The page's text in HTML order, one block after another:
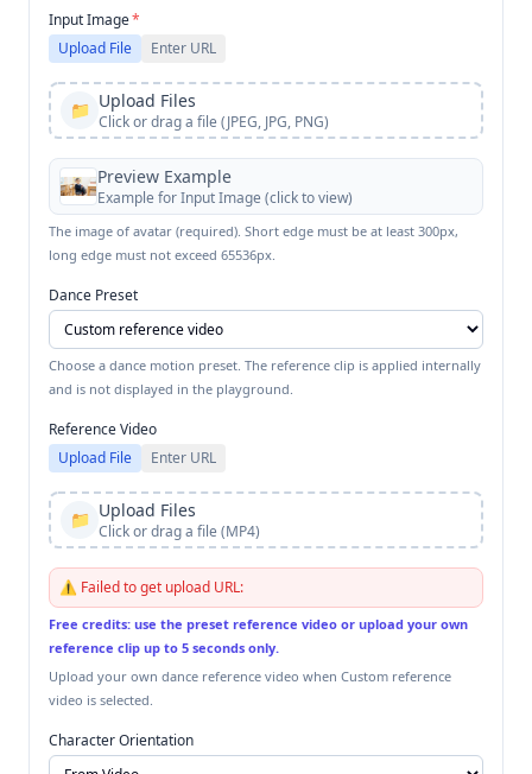
Input Image*
Upload File
Enter URL
📁 Upload Files
Click or drag a file (JPEG, JPG, PNG)
Preview Example
Example forInput Image (click to view)
The image of avatar (required). Short edge must be at least 300px,
long edge must not exceed 65536px.
Dance Preset
Choose a dance motion preset. The reference clip is applied internally
and is not displayed in the playground.
Reference Video
Upload File
Enter URL
📁 Upload Files
Click or drag a file (MP4)
⚠️ Failed to get upload URL:
Free credits: use the preset reference video or upload your own
reference clip up to 5 seconds only.
Upload your own dance reference video when Custom reference
video is selected.
Character Orientation